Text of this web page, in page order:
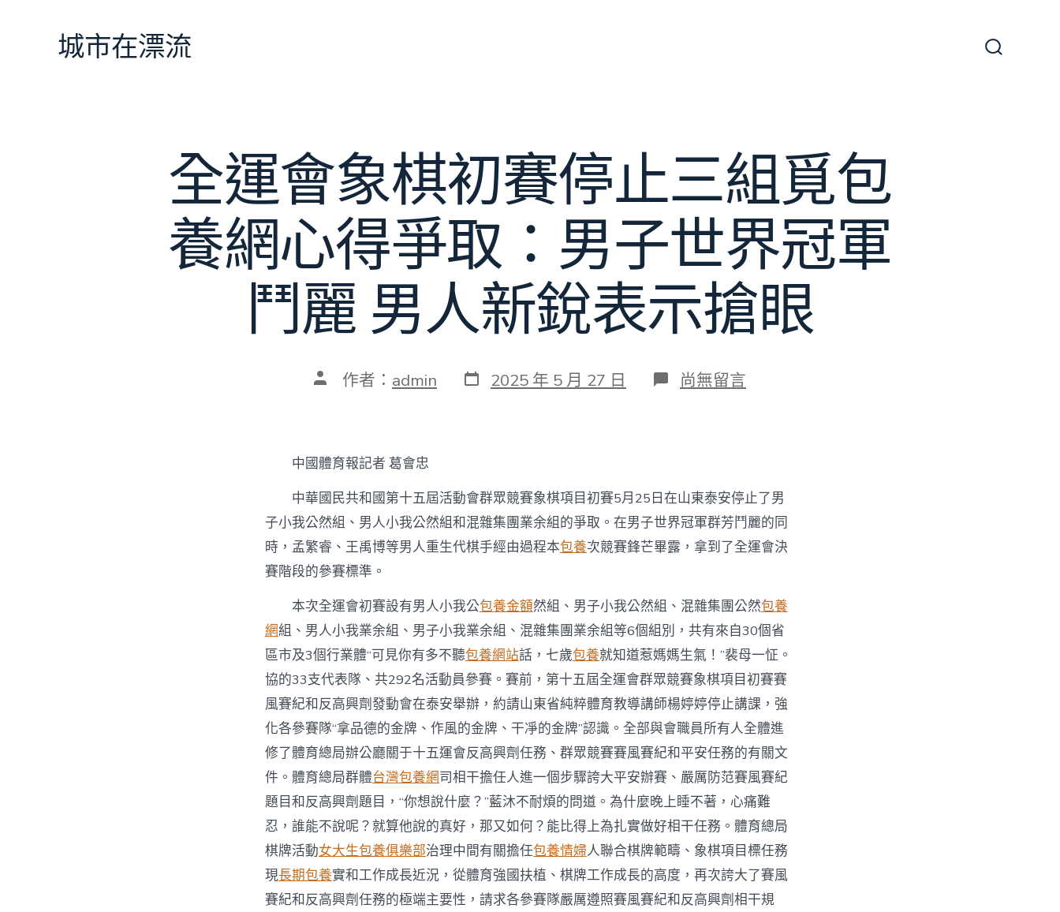
城市在漂流
全運會象棋初賽停止三組覓包
養網心得爭取：男子世界冠軍
鬥麗 男人新銳表示搶眼
文 作者： admin 發
表
2025 年 5 月 27 日 在
〈全
賽
停
止
三
組
養
網
心
得
爭
取：
男
子
世
界
冠
軍
鬥
麗
男
人
新
銳
表
示
尚無留言
中國體育報記者 葛會忠
中華國民共和國第十五屆活動會群眾競賽象棋項目初賽5月25日在山東泰安停止了男
子小我公然組、男人小我公然組和混雜集團業余組的爭取。在男子世界冠軍群芳鬥麗的同
時，孟繁睿、王禹博等男人重生代棋手經由過程本包養次競賽鋒芒畢露，拿到了全運會決
賽階段的參賽標準。
本次全運會初賽設有男人小我公包養金額然組、男子小我公然組、混雜集團公然包養
網組、男人小我業余組、男子小我業余組、混雜集團業余組等6個組別，共有來自30個省
區市及3個行業體“可見你有多不聽包養網站話，七歲包養就知道惹媽媽生氣！”裴母一怔。
協的33支代表隊、共292名活動員參賽。賽前，第十五屆全運會群眾競賽象棋項目初賽賽
風賽紀和反高興劑發動會在泰安舉辦，約請山東省純粹體育教導講師楊婷婷停止講課，強
化各參賽隊“拿品德的金牌、作風的金牌、干凈的金牌”認識。全部與會職員所有人全體進
修了體育總局辦公廳關于十五運會反高興劑任務、群眾競賽賽風賽紀和平安任務的有關文
件。體育總局群體台灣包養網司相干擔任人進一個步驟誇大平安辦賽、嚴厲防范賽風賽紀
題目和反高興劑題目，“你想說什麼？”藍沐不耐煩的問道。為什麼晚上睡不著，心痛難
忍，誰能不說呢？就算他說的真好，那又如何？能比得上為扎實做好相干任務。體育總局
棋牌活動女大生包養俱樂部治理中間有關擔任包養情婦人聯合棋牌範疇、象棋項目標任務
現長期包養實和工作成長近況，從體育強國扶植、棋牌工作成長的高度，再次誇大了賽風
賽紀和反高興劑任務的極端主要性，請求各參賽隊嚴厲遵照賽風賽紀和反高興劑相干規